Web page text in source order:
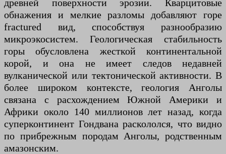
древней поверхности эрозии. Кварцитовые
обнажения и мелкие разломы добавляют горе
fractured вид, способствуя разнообразию
микроэкосистем. Геологическая стабильность
горы обусловлена жесткой континентальной
корой, и она не имеет следов недавней
вулканической или тектонической активности. В
более широком контексте, геология Анголы
связана с расхождением Южной Америки и
Африки около 140 миллионов лет назад, когда
суперконтинент Гондвана раскололся, что видно
по прибрежным породам Анголы, родственным
амазонским.